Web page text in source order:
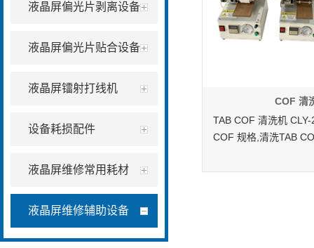
液晶屏偏光片剥离设备
液晶屏偏光片贴合设备
液晶屏镭射打线机
设备耗损配件
液晶屏维修常用耗材
液晶屏维修辅助设备
COF 清
TAB COF 清洗机
COF 规格,清洗TAB